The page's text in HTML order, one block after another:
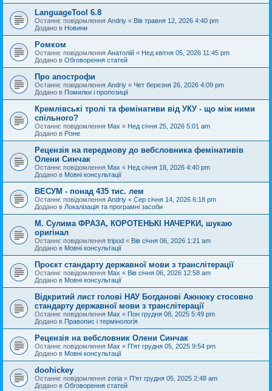
LanguageTool 6.8
Останнє повідомлення Andriy « Вів травня 12, 2026 4:40 pm
Додано в Новини
Ромком
Останнє повідомлення Анатолій « Нед квітня 05, 2026 11:45 pm
Додано в Обговорення статей
Про апострофи
Останнє повідомлення Andriy « Чет березня 26, 2026 4:09 pm
Додано в Помилки і пропозиції
Кремлівські тролі та фемінативи від УКУ - що між ними
спільного?
Останнє повідомлення Max « Нед січня 25, 2026 5:01 am
Додано в Різне
Рецензія на передмову до вебсловника фемінативів
Олени Синчак
Останнє повідомлення Max « Нед січня 18, 2026 4:40 pm
Додано в Мовні консультації
ВЕСУМ - понад 435 тис. лем
Останнє повідомлення Andriy « Сер січня 14, 2026 6:18 pm
Додано в Локалізація та програмні засоби
М. Сулима ФРАЗА, КОРОТЕНЬКІ НАЧЕРКИ, шукаю
оригінал
Останнє повідомлення tripod « Вів січня 06, 2026 1:21 am
Додано в Мовні консультації
Проєкт стандарту державної мови з транслітерації
Останнє повідомлення Max « Вів січня 06, 2026 12:58 am
Додано в Мовні консультації
Відкритий лист голові НАУ Богданові Ажнюку стосовно
стандарту державної мови з транслітерації
Останнє повідомлення Max « Пон грудня 08, 2025 5:49 pm
Додано в Правопис і термінологія
Рецензія на вебсловник Олени Синчак
Останнє повідомлення Max « П'ят грудня 05, 2025 9:54 pm
Додано в Мовні консультації
doohickey
Останнє повідомлення zoria « П'ят грудня 05, 2025 2:48 am
Додано в Обговорення статей